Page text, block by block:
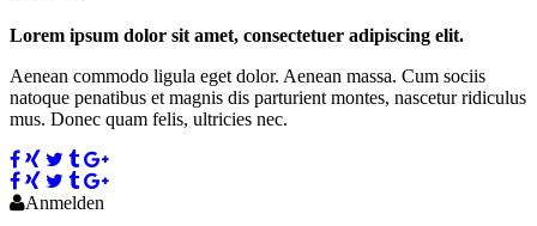
Lorem ipsum dolor sit amet, consectetuer adipiscing elit.
Aenean commodo ligula eget dolor. Aenean massa. Cum sociis
natoque penatibus et magnis dis parturient montes, nascetur ridiculus
mus. Donec quam felis, ultricies nec.
Anmelden